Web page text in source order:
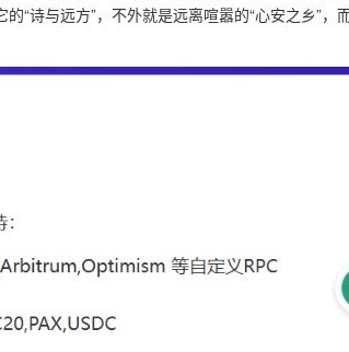
“诗与远方”，不外就是远离喧嚣的“心安之乡”